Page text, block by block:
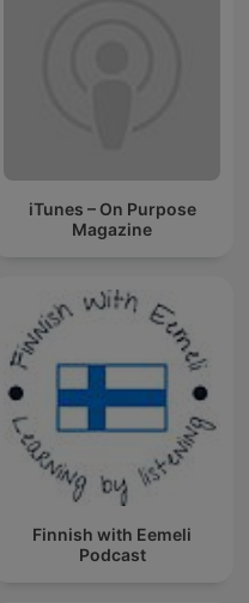
iTunes – On Purpose
Magazine
Finnish with Eemeli
Podcast